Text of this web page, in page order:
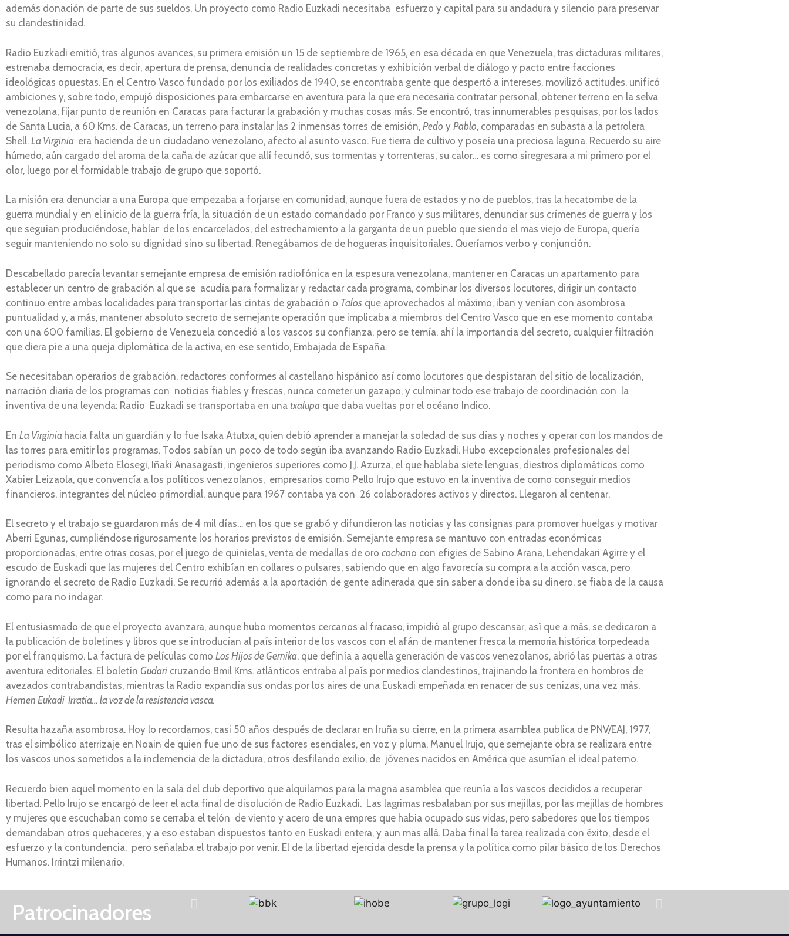
además donación de parte de sus sueldos. Un proyecto como Radio Euzkadi necesitaba esfuerzo y capital para su andadura y silencio para preservar
su clandestinidad.
Radio Euzkadi emitió, tras algunos avances, su primera emisión un 15 de septiembre de 1965, en esa década en que Venezuela, tras dictaduras militares,
estrenaba democracia, es decir, apertura de prensa, denuncia de realidades concretas y exhibición verbal de diálogo y pacto entre facciones
ideológicas opuestas. En el Centro Vasco fundado por los exiliados de 1940, se encontraba gente que despertó a intereses, movilizó actitudes, unificó
ambiciones y, sobre todo, empujó disposiciones para embarcarse en aventura para la que era necesaria contratar personal, obtener terreno en la selva
venezolana, fijar punto de reunión en Caracas para facturar la grabación y muchas cosas más. Se encontró, tras innumerables pesquisas, por los lados
de Santa Lucia, a 60 Kms. de Caracas, un terreno para instalar las 2 inmensas torres de emisión, Pedo y Pablo, comparadas en subasta a la petrolera
Shell. La Virginia era hacienda de un ciudadano venezolano, afecto al asunto vasco. Fue tierra de cultivo y poseía una preciosa laguna. Recuerdo su aire
húmedo, aún cargado del aroma de la caña de azúcar que allí fecundó, sus tormentas y torrenteras, su calor… es como siregresara a mi primero por el
olor, luego por el formidable trabajo de grupo que soportó.
La misión era denunciar a una Europa que empezaba a forjarse en comunidad, aunque fuera de estados y no de pueblos, tras la hecatombe de la
guerra mundial y en el inicio de la guerra fría, la situación de un estado comandado por Franco y sus militares, denunciar sus crímenes de guerra y los
que seguían produciéndose, hablar de los encarcelados, del estrechamiento a la garganta de un pueblo que siendo el mas viejo de Europa, quería
seguir manteniendo no solo su dignidad sino su libertad. Renegábamos de de hogueras inquisitoriales. Queríamos verbo y conjunción.
Descabellado parecía levantar semejante empresa de emisión radiofónica en la espesura venezolana, mantener en Caracas un apartamento para
establecer un centro de grabación al que se acudía para formalizar y redactar cada programa, combinar los diversos locutores, dirigir un contacto
continuo entre ambas localidades para transportar las cintas de grabación o Talos que aprovechados al máximo, iban y venían con asombrosa
puntualidad y, a más, mantener absoluto secreto de semejante operación que implicaba a miembros del Centro Vasco que en ese momento contaba
con una 600 familias. El gobierno de Venezuela concedió a los vascos su confianza, pero se temía, ahí la importancia del secreto, cualquier filtración
que diera pie a una queja diplomática de la activa, en ese sentido, Embajada de España.
Se necesitaban operarios de grabación, redactores conformes al castellano hispánico así como locutores que despistaran del sitio de localización,
narración diaria de los programas con noticias fiables y frescas, nunca cometer un gazapo, y culminar todo ese trabajo de coordinación con la
inventiva de una leyenda: Radio Euzkadi se transportaba en una txalupa que daba vueltas por el océano Indico.
En La Virginia hacia falta un guardián y lo fue Isaka Atutxa, quien debió aprender a manejar la soledad de sus días y noches y operar con los mandos de
las torres para emitir los programas. Todos sabían un poco de todo según iba avanzando Radio Euzkadi. Hubo excepcionales profesionales del
periodismo como Albeto Elosegi, Iñaki Anasagasti, ingenieros superiores como J.J. Azurza, el que hablaba siete lenguas, diestros diplomáticos como
Xabier Leizaola, que convencía a los políticos venezolanos, empresarios como Pello Irujo que estuvo en la inventiva de como conseguir medios
financieros, integrantes del núcleo primordial, aunque para 1967 contaba ya con 26 colaboradores activos y directos. Llegaron al centenar.
El secreto y el trabajo se guardaron más de 4 mil días… en los que se grabó y difundieron las noticias y las consignas para promover huelgas y motivar
Aberri Egunas, cumpliéndose rigurosamente los horarios previstos de emisión. Semejante empresa se mantuvo con entradas económicas
proporcionadas, entre otras cosas, por el juego de quinielas, venta de medallas de oro cochano con efigies de Sabino Arana, Lehendakari Agirre y el
escudo de Euskadi que las mujeres del Centro exhibían en collares o pulsares, sabiendo que en algo favorecía su compra a la acción vasca, pero
ignorando el secreto de Radio Euzkadi. Se recurrió además a la aportación de gente adinerada que sin saber a donde iba su dinero, se fiaba de la causa
como para no indagar.
El entusiasmado de que el proyecto avanzara, aunque hubo momentos cercanos al fracaso, impidió al grupo descansar, así que a más, se dedicaron a
la publicación de boletines y libros que se introducían al país interior de los vascos con el afán de mantener fresca la memoria histórica torpedeada
por el franquismo. La factura de películas como Los Hijos de Gernika. que definía a aquella generación de vascos venezolanos, abrió las puertas a otras
aventura editoriales. El boletín Gudari cruzando 8mil Kms. atlánticos entraba al país por medios clandestinos, trajinando la frontera en hombros de
avezados contrabandistas, mientras la Radio expandía sus ondas por los aires de una Euskadi empeñada en renacer de sus cenizas, una vez más.
Hemen Eukadi Irratia… la voz de la resistencia vasca.
Resulta hazaña asombrosa. Hoy lo recordamos, casi 50 años después de declarar en Iruña su cierre, en la primera asamblea publica de PNV/EAJ, 1977,
tras el simbólico aterrizaje en Noain de quien fue uno de sus factores esenciales, en voz y pluma, Manuel Irujo, que semejante obra se realizara entre
los vascos unos sometidos a la inclemencia de la dictadura, otros desfilando exilio, de jóvenes nacidos en América que asumían el ideal paterno.
Recuerdo bien aquel momento en la sala del club deportivo que alquilamos para la magna asamblea que reunía a los vascos decididos a recuperar
libertad. Pello Irujo se encargó de leer el acta final de disolución de Radio Euzkadi. Las lagrimas resbalaban por sus mejillas, por las mejillas de hombres
y mujeres que escuchaban como se cerraba el telón de viento y acero de una empres que habia ocupado sus vidas, pero sabedores que los tiempos
demandaban otros quehaceres, y a eso estaban dispuestos tanto en Euskadi entera, y aun mas allá. Daba final la tarea realizada con éxito, desde el
esfuerzo y la contundencia, pero señalaba el trabajo por venir. El de la libertad ejercida desde la prensa y la política como pilar básico de los Derechos
Humanos. Irrintzi milenario.
Patrocinadores